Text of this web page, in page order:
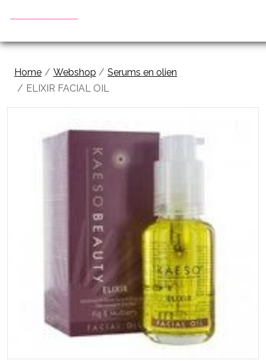
Home Webshop
Serums en olien
ELIXIR FACIAL OIL